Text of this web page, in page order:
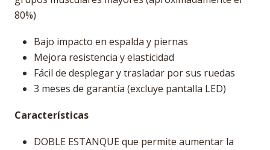
80%)
Bajo impacto en espalda y piernas
Mejora resistencia y elasticidad
Fácil de desplegar y trasladar por sus ruedas
3 meses de garantía (excluye pantalla LED)
Características
DOBLE ESTANQUE que permite aumentar la